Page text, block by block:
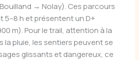
→ Nolay). Ces parcours
5–8 h et présentent un D+
m). Pour le trail, attention à la
la pluie, les sentiers peuvent se
glissants et dangereux, ce